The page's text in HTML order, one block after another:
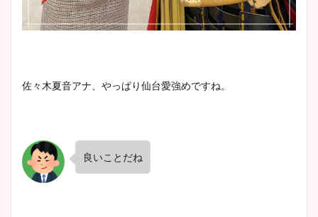
佐々木夏音アナ、やっぱり仙台愛強めですね。
良いことだね